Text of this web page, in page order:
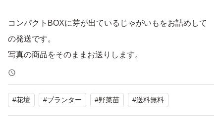
コンパクトBOXに芽が出ているじゃがいもをお詰めして
の発送です。
写真の商品をそのままお送りします。
発芽していますので、そのまま植え付けて下さい。
長年無農薬にこだわり栽培している、ジャガイモの種芋で
す。
#花壇 #プランター #野菜苗 #送料無料